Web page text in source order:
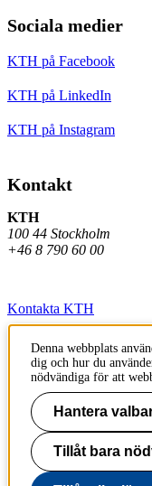
Sociala medier
KTH på Facebook
KTH på LinkedIn
KTH på Instagram
Kontakt
KTH
100 44 Stockholm
+46 8 790 60 00
Kontakta KTH
Jobba på KTH
Press och media
Faktura och betalning
Om KTH:s webbplatser
Tillgänglighetsredogörelse
Denna webbplats
dig och hur du
nödvändiga för att
Hantera
Tillåt bara